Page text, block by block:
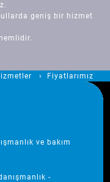
geniş bir hizmet
Fiyatlarımız
ve bakım
-